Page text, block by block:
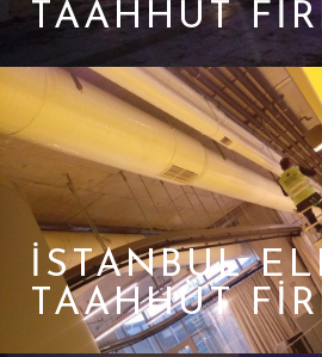
TAAHHÜT
İSTANBUL
TAAHHÜT